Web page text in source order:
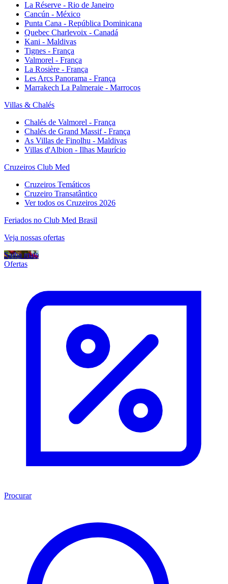
La Réserve - Rio de Janeiro
Cancún - México
Punta Cana - República Dominicana
Quebec Charlevoix - Canadá
Kani - Maldivas
Tignes - França
Valmorel - França
La Rosière - França
Les Arcs Panorama - França
Marrakech La Palmeraie - Marrocos
Villas & Chalés
Chalés de Valmorel - França
Chalés de Grand Massif - França
As Villas de Finolhu - Maldivas
Villas d'Albion - Ilhas Maurício
Cruzeiros Club Med
Cruzeiros Temáticos
Cruzeiro Transatântico
Ver todos os Cruzeiros 2026
Feriados no Club Med Brasil
Veja nossas ofertas
Saiba mais
Ofertas
Procurar